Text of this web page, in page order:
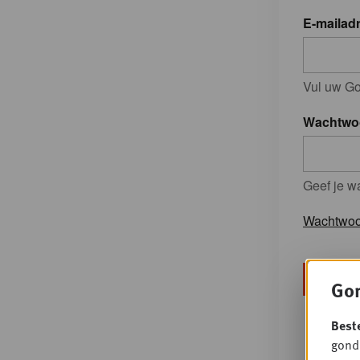
E-
Vul uw
Geef je